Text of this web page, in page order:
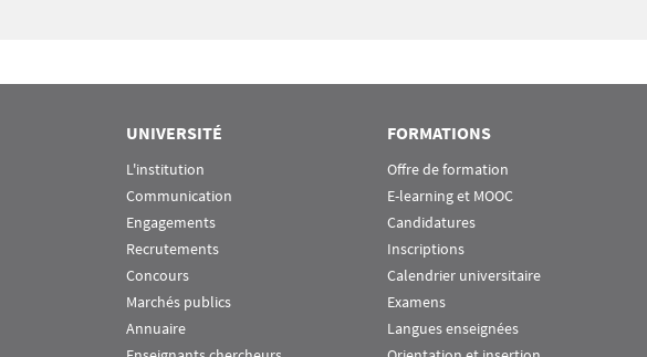
UNIVERSITÉ
L'institution
Communication
Engagements
Recrutements
Concours
Marchés publics
Annuaire
FORMATIONS
Offre de formation
E-learning et MOOC
Candidatures
Inscriptions
Calendrier universitaire
Examens
Langues enseignées